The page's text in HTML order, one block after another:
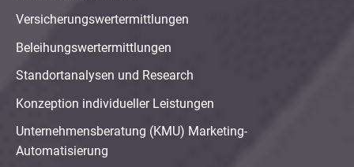
Versicherungswertermittlungen
Beleihungswertermittlungen
Standortanalysen und Research
Konzeption individueller Leistungen
Unternehmensberatung (KMU) Marketing-
Automatisierung